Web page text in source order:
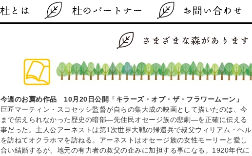
今週のお薦め作品 10月20 日公開「キラーズ・オブ・ザ・フラワームーン」
巨匠マーティン・スコセッシ監督が自らの集大成の映画として描いたのは、今
まで伝えられなかった歴史の暗部―先住民オセージ族の悲劇―を正確に伝える
事だった。主人公アーネストは第1次世界大戦の帰還兵で叔父ウィリアム・ヘル
を訪ねてオクラホマを訪ねる。アーネストはオセージ族の女性モーリーと愛し
合い結婚するが、地元の有力者の叔父の企みに加担する事になる。1920年代に